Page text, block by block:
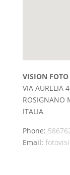
VISION
VIA AURELIA
ROSIGNANO
ITALIA
Phone:
Email: